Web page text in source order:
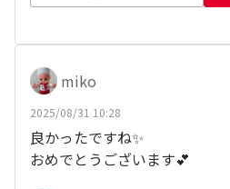
miko
2025/08/31 10:28
良かったですね✨
おめでとうございます💕